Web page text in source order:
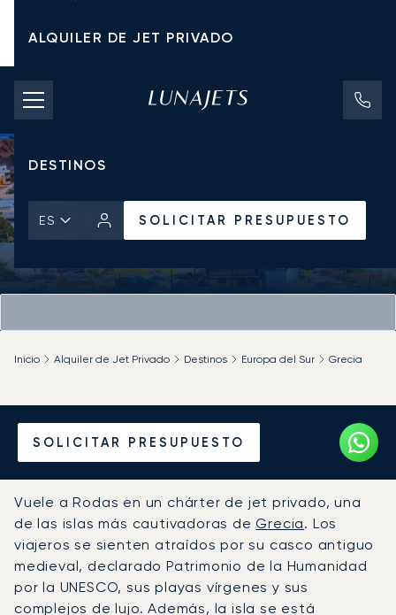
ALQUILER DE JET PRIVADO
TARIFAS DE CHÁRTER
JETS PRIVADOS
DESTINOS
ES SOLICITAR PRESUPUESTO
SOLICITAR PRESUPUESTO
Inicio Alquiler de Jet Privado Destinos Europa del Sur Grecia
Alquile un Jet Privado
desde o hacia Rodas
Vuele a Rodas en un chárter de jet privado, una
de las islas más cautivadoras deGrecia. Los
viajeros se sienten atraídos por su casco antiguo
medieval, declarado Patrimonio de la Humanidad
por la UNESCO, sus playas vírgenes y sus
complejos de lujo. Además, la isla se está